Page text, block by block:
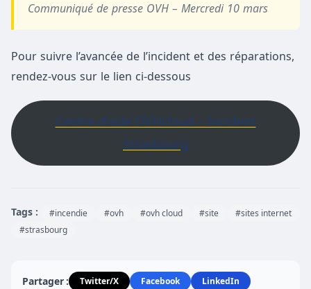
Communiqué de presse OVH – Mercredi 10 mars
Pour suivre l’avancée de l’incident et des réparations,
rendez-vous sur le lien ci-dessous
Centre d’aide OVHcloud – Incident
Strasbourg
Tags : #incendie #ovh #ovh cloud #site
#sites internet
#strasbourg
Partager : Twitter/X Facebook
LinkedIn